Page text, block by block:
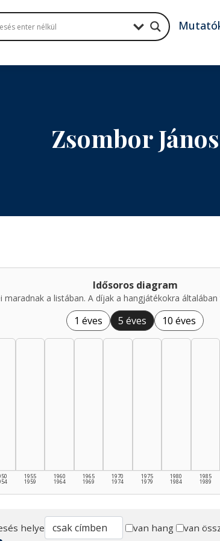
Zsombor János
Idősoros diagram
a listában. A díjak a hangjátékokra
1 éves 5 éves 10 éves
1955
1959
1960
1964
1965
1969
1970
1974
1975
1979
1980
1984
1985
1989
helye van hang van